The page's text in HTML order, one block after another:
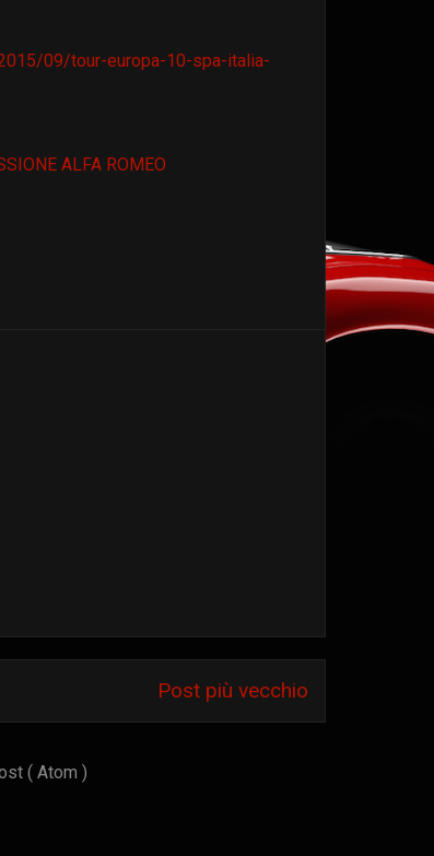
09/tour-europa-10-spa-italia-
ALFA ROMEO
Post più vecchio
( Atom )